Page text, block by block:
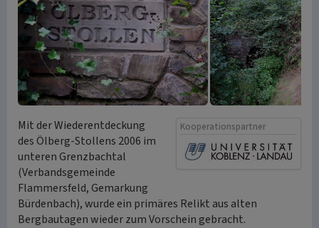
Kooperationspartner
Mit der Wiederentdeckung
des Ölberg-Stollens 2006 im
unteren Grenzbachtal
(Verbandsgemeinde
Flammersfeld, Gemarkung
Bürdenbach), wurde ein primäres Relikt aus alten
Bergbautagen wieder zum Vorschein gebracht.